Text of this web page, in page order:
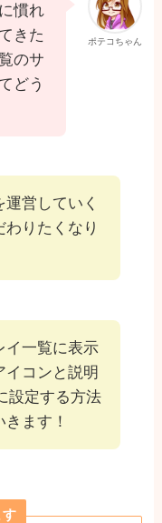
ポテコちゃん
慣れ
きた
のサ
どう
営していく
わりたくなり
イ一覧に表示
イコンと説明
設定する方法
ます！
す